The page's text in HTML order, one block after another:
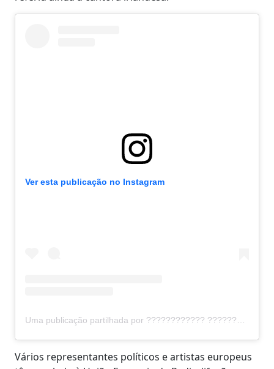
Ver esta publicação no Instagram
Vários representantes políticos e artistas europeus